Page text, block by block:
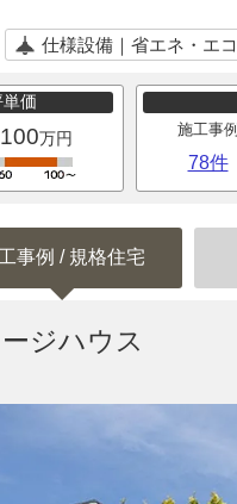
仕様設備｜省エネ・エコ
単価
万円 施工事例
78件
事例 / 規格住宅
ジハウス